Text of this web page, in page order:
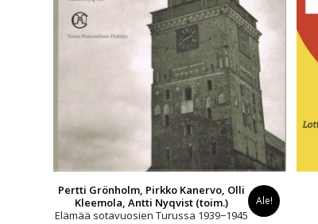
Pertti Grönholm, Pirkko Kanervo, Olli
Kleemola, Antti Nyqvist (toim.)
Elämää sotavuosien Turussa 1939−1945
Ale!